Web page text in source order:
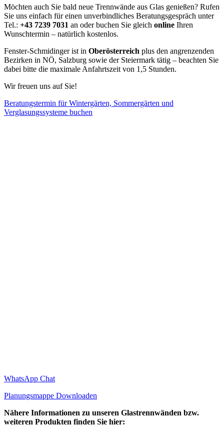
Möchten auch Sie bald neue Trennwände aus Glas genießen? Rufen
Sie uns einfach für einen unverbindliches Beratungsgespräch unter
Tel.: +43 7239 7031 an oder buchen Sie gleich online Ihren
Wunschtermin – natürlich kostenlos.
Fenster-Schmidinger ist in Oberösterreich plus den angrenzenden
Bezirken in NÖ, Salzburg sowie der Steiermark tätig – beachten Sie
dabei bitte die maximale Anfahrtszeit von 1,5 Stunden.
Wir freuen uns auf Sie!
Beratungstermin für Wintergärten, Sommergärten und
Verglasungssysteme buchen
WhatsApp Chat
Planungsmappe Downloaden
Nähere Informationen zu unseren Glastrennwänden bzw.
weiteren Produkten finden Sie hier: